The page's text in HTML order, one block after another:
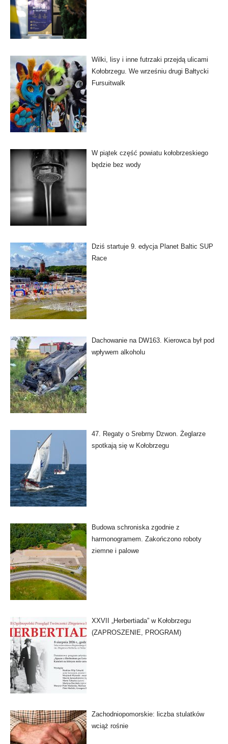
Wilki, lisy i inne futrzaki przejdą ulicami
Kołobrzegu. We wrześniu drugi Bałtycki
Fursuitwalk
W piątek część powiatu kołobrzeskiego
będzie bez wody
Dziś startuje 9. edycja Planet Baltic SUP
Race
Dachowanie na DW163. Kierowca był pod
wpływem alkoholu
47. Regaty o Srebrny Dzwon. Żeglarze
spotkają się w Kołobrzegu
Budowa schroniska zgodnie z
harmonogramem. Zakończono roboty
ziemne i palowe
XXVII „Herbertiada” w Kołobrzegu
(ZAPROSZENIE, PROGRAM)
Zachodniopomorskie: liczba stulatków
wciąż rośnie